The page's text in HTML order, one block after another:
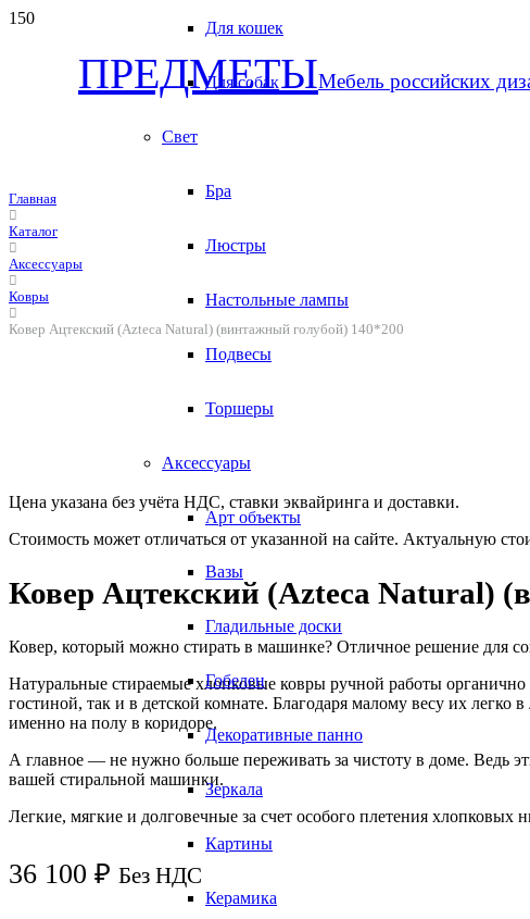
ПРЕДМЕТЫМебель российских
Для кошек
Для собак
Свет
Бра
Люстры
Настольные лампы
Подвесы
Торшеры
Аксессуары
Арт объекты
Вазы
Гладильные доски
Гобелен
Декоративные панно
Зеркала
Картины
Керамика
Главная
Каталог
Аксессуары
Ковры
Ковер Ацтекский (Azteca Natural) (винтажный голубой) 140*200
Цена указана без учёта НДС, ставки эквайринга и доставки.
Стоимость может отличаться от указанной на сайте. Актуальную
Ковер Ацтекский (Azteca Natural)
Ковер, который можно стирать в машинке? Отличное решение для
Натуральные стираемые хлопковые ковры ручной работы
гостиной, так и в детской комнате. Благодаря малому весу их
именно на полу в коридоре.
А главное — не нужно больше переживать за чистоту в доме. Ведь
вашей стиральной машинки.
Легкие, мягкие и долговечные за счет особого плетения
36 100 ₽ Без НДС